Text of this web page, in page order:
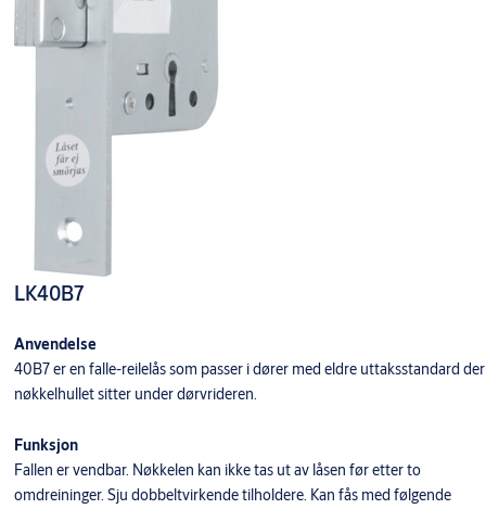
LK40B7
Anvendelse
40B7 er en falle-reilelås som passer i dører med eldre uttaksstandard der
nøkkelhullet sitter under dørvrideren.
Funksjon
Fallen er vendbar. Nøkkelen kan ikke tas ut av låsen før etter to
omdreininger. Sju dobbeltvirkende tilholdere. Kan fås med følgende